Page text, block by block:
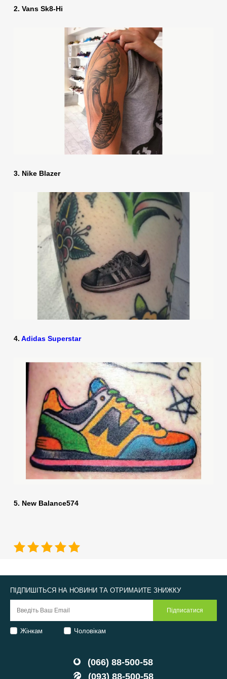
2. Vans Sk8-Hi
3. Nike Blazer
4. Adidas Superstar
5. New Balance574
(066) 88-500-58
(093) 88-500-58
ПІДПИШІТЬСЯ НА НОВИНИ ТА ОТРИМАЙТЕ ЗНИЖКУ
Жінкам Чоловікам